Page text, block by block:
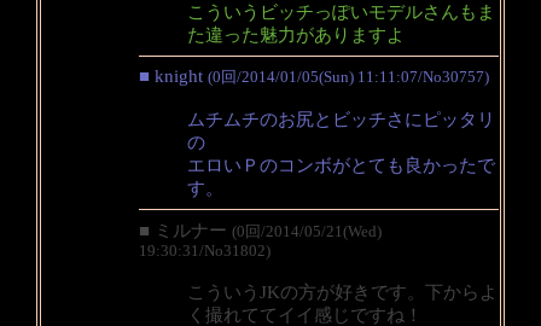
こういうビッチっぽいモデルさんもま
た違った魅力がありますよ
■ knight (0回/2014/01/05(Sun) 11:11:07/No30757)
ムチムチのお尻とビッチさにピッタリ
の
エロいＰのコンボがとても良かったで
す。
■ ミルナー (0回/2014/05/21(Wed)
19:30:31/No31802)
こういうJKの方が好きです。下からよ
く撮れててイイ感じですね！